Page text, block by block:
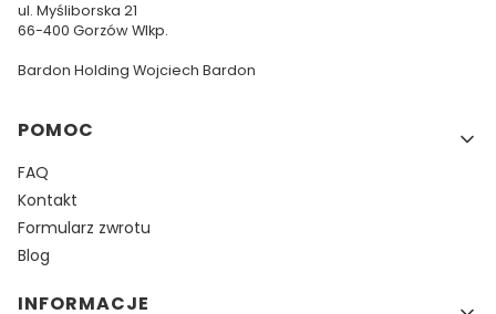
ul. Myśliborska 21
66-400 Gorzów Wlkp.
Bardon Holding Wojciech Bardon
Linki w stopce
POMOC
FAQ
Kontakt
Formularz zwrotu
Blog
INFORMACJE